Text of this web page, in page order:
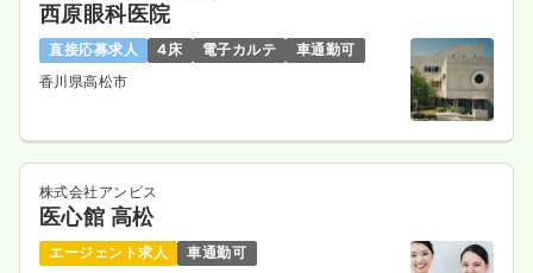
日勤のみ（パート）
給与 時給1,250円〜
時間 9:00～14:00
西原眼科医院
直接応募求人 4床 電子カルテ
車通勤可
香川県高松市
株式会社アンビス
医心館 高松
エージェント求人
車通勤可